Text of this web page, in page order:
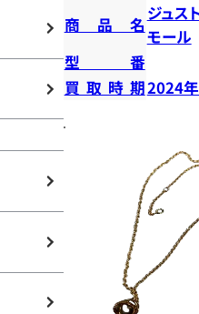
商品名
ジュス
モール
型番
買取時期2024